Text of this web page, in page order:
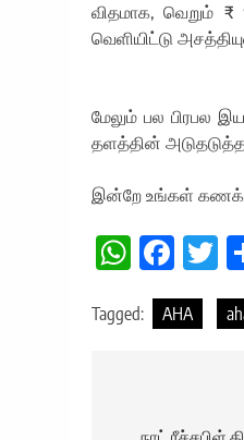
விதமாக, வெறும்
வெளியிட்டு
மேலும் பல பிரபல
தளத்தின் அடுதடுத்த
இன்றே உங்கள்
Tagged: AHA